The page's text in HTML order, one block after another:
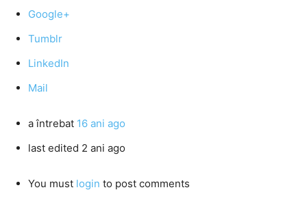
Google+
Tumblr
LinkedIn
Mail
a întrebat 16 ani ago
last edited 2 ani ago
You must login to post comments